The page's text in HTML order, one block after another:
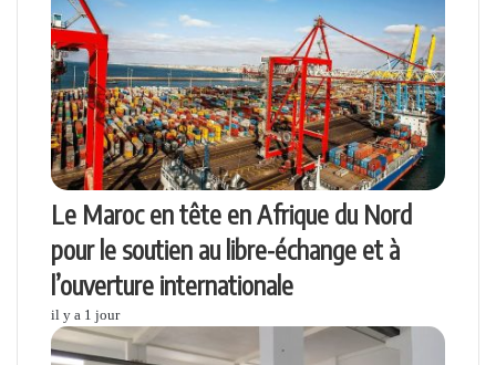
Le Maroc en tête en Afrique du Nord
pour le soutien au libre-échange et à
l’ouverture internationale
il y a 1 jour